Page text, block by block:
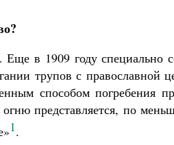
. Еще в 1909 году специально
трупов с православной
способом погребения
представляется, по
1.
Чего ждет